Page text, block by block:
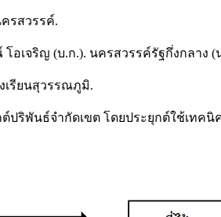
รสวรรค์.
เจริญ (บ.ก.). นครสวรรค์รัฐกึ่งกลาง (
เรียนสุวรรณภูมิ.
ปริพันธ์จำกัดเขต โดยประยุกต์ใช้เท